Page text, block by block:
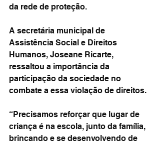
da rede de proteção.
A secretária municipal de
Assistência Social e Direitos
Humanos, Joseane Ricarte,
ressaltou a importância da
participação da sociedade no
combate a essa violação de direitos.
“Precisamos reforçar que lugar de
criança é na escola, junto da família,
brincando e se desenvolvendo de